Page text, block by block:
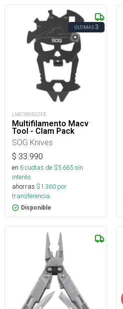
ÚLTIMAS3
LMO180502FE
Multifilamento Macv
Tool - Clam Pack
SOG Knives
$ 33.990
en 6cuotas de $5.665sin
interés
ahorras $1.360 por
transferencia.
Disponible